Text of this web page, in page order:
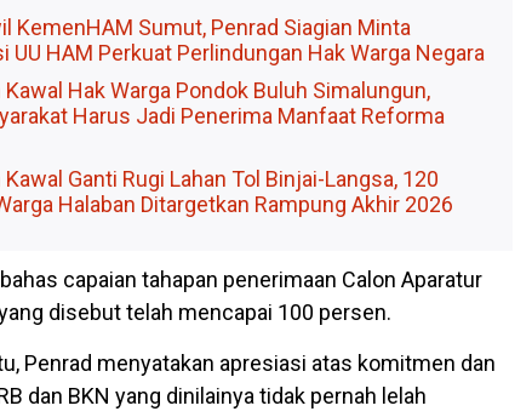
KemenHAM Sumut, Penrad Siagian Minta
UU HAM Perkuat Perlindungan Hak Warga Negara
Kawal Hak Warga Pondok Buluh Simalungun,
Harus Jadi Penerima Manfaat Reforma
Ganti Rugi Lahan Tol Binjai-Langsa, 120
Halaban Ditargetkan Rampung Akhir 2026
capaian tahapan penerimaan Calon Aparatur
disebut telah mencapai 100 persen.
Penrad menyatakan apresiasi atas komitmen dan
dan BKN yang dinilainya tidak pernah lelah